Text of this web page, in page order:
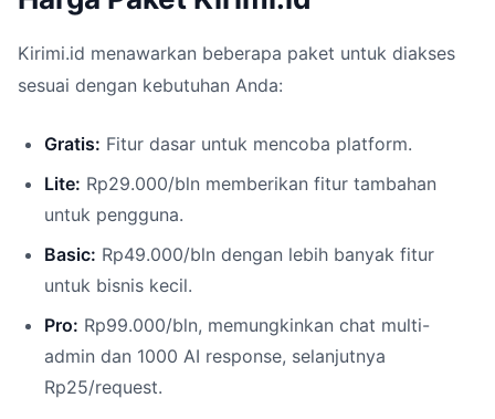
Kirimi.id menawarkan beberapa paket untuk diakses
sesuai dengan kebutuhan Anda:
Gratis: Fitur dasar untuk mencoba platform.
Lite: Rp29.000/bln memberikan fitur tambahan
untuk pengguna.
Basic: Rp49.000/bln dengan lebih banyak fitur
untuk bisnis kecil.
Pro: Rp99.000/bln, memungkinkan chat multi-
admin dan 1000 AI response, selanjutnya
Rp25/request.